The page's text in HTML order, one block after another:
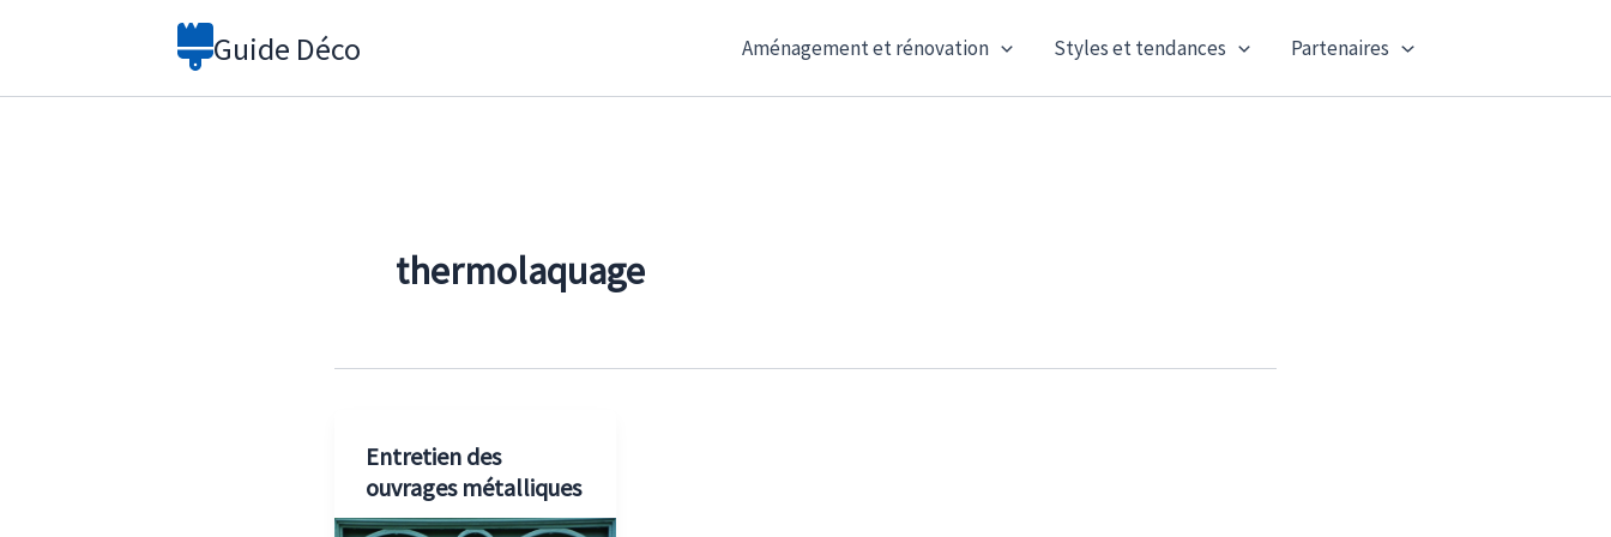
Guide Déco Aménagement et rénovation Styles et tendances Partenaires
thermolaquage
Entretien des
ouvrages métalliques